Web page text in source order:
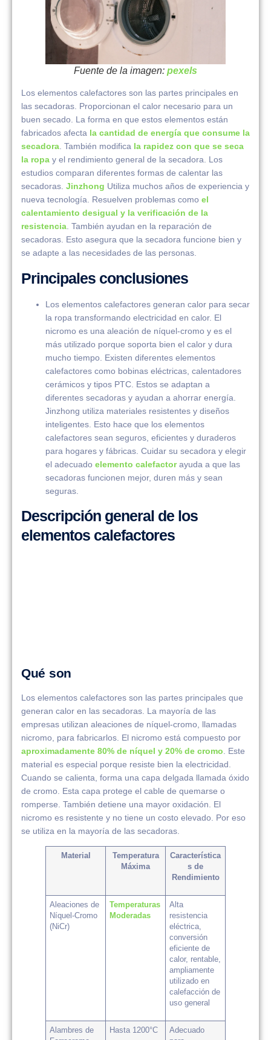
Fuente de la imagen: pexels
Los elementos calefactores son las partes principales en
las secadoras. Proporcionan el calor necesario para un
buen secado. La forma en que estos elementos están
fabricados afecta la cantidad de energía que consume la
secadora. También modifica la rapidez con que se seca
la ropa y el rendimiento general de la secadora. Los
estudios comparan diferentes formas de calentar las
secadoras. Jinzhong Utiliza muchos años de experiencia y
nueva tecnología. Resuelven problemas como el
calentamiento desigual y la verificación de la
resistencia. También ayudan en la reparación de
secadoras. Esto asegura que la secadora funcione bien y
se adapte a las necesidades de las personas.
Principales conclusiones
Los elementos calefactores generan calor para secar
la ropa transformando electricidad en calor. El
nicromo es una aleación de níquel-cromo y es el
más utilizado porque soporta bien el calor y dura
mucho tiempo. Existen diferentes elementos
calefactores como bobinas eléctricas, calentadores
cerámicos y tipos PTC. Estos se adaptan a
diferentes secadoras y ayudan a ahorrar energía.
Jinzhong utiliza materiales resistentes y diseños
inteligentes. Esto hace que los elementos
calefactores sean seguros, eficientes y duraderos
para hogares y fábricas. Cuidar su secadora y elegir
el adecuado elemento calefactorayuda a que las
secadoras funcionen mejor, duren más y sean
seguras.
Descripción general de los
elementos calefactores
Qué son
Los elementos calefactores son las partes principales que
generan calor en las secadoras. La mayoría de las
empresas utilizan aleaciones de níquel-cromo, llamadas
nicromo, para fabricarlos. El nicromo está compuesto por
aproximadamente 80% de níquel y 20% de cromo . Este
material es especial porque resiste bien la electricidad.
Cuando se calienta, forma una capa delgada llamada óxido
de cromo. Esta capa protege el cable de quemarse o
romperse. También detiene una mayor oxidación. El
nicromo es resistente y no tiene un costo elevado. Por eso
se utiliza en la mayoría de las secadoras.
Material
Temperatura
Máxima
Característica
s de
Rendimiento
Aleaciones de
Níquel-Cromo
(NiCr)
Temperaturas
Moderadas
Alta
resistencia
eléctrica,
conversión
eficiente de
calor, rentable,
ampliamente
utilizado en
calefacción de
uso general
Alambres de
Hasta 1200°C
Adecuado